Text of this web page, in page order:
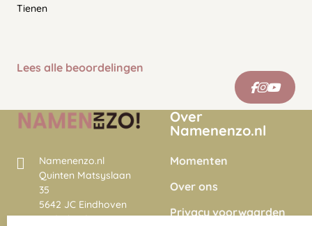
Tienen
Lees alle beoordelingen
Namenenzo.nl
Quinten Matsyslaan
35
5642 JC Eindhoven
Nederland
Over
Namenenzo.nl
Momenten
Over ons
Privacy voorwaarden